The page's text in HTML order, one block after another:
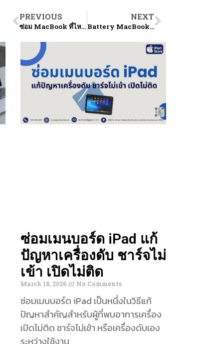
PREVIOUS
ซ่อม MacBook ที่ไหน หลายคนกำลังตาหาเนื่องจากเครื่องมีปัญหา MacBook Pro MacBook Air
NEXT
Battery MacBook Pro M1 เสียต้องเปลี่ยนตัวใหม่ราคาเท่าไหร่
ซ่อมเมนบอร์ด iPad แก้
ปัญหาเครื่องดับ ชาร์จไม่
เข้า เปิดไม่ติด
March 18, 2026 No Comments
ซ่อมเมนบอร์ด iPad เป็นหนึ่งในวิธีแก้
ปัญหาสำคัญสำหรับผู้ที่พบอาการเครื่อง
เปิดไม่ติด ชาร์จไม่เข้า หรือเครื่องดับเอง
ระหว่างใช้งาน